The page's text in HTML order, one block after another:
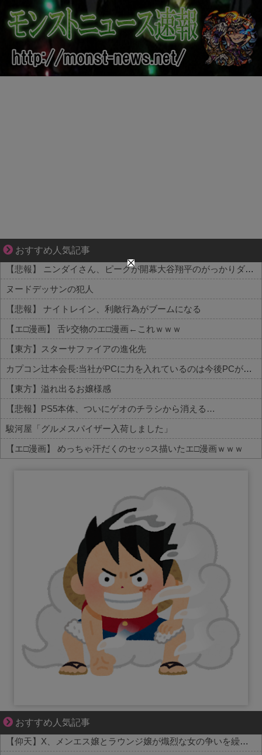
おすすめ人気記事
夫婦なのに、心が一番遠かった日々
【悲報】 ニンダイさん、ピークが開幕大谷翔平のがっかりダイレクトだったと言われてしまう
ヌードデッサンの犯人
【悲報】 ナイトレイン、利敵行為がブームになる
【エ□漫画】 舌ﾚ交物のエ□漫画←これｗｗｗ
【東方】スターサファイアの進化先
カプコン辻本会長:当社がPCに力を入れているのは今後PCがより主要なゲームプラットフォームになるから
【東方】溢れ出るお嬢様感
【悲報】PS5本体、ついにゲオのチラシから消える…
駿河屋「グルメスパイザー入荷しました」
【エ□漫画】 めっちゃ汗だくのセッ○ス描いたエ□漫画ｗｗｗ
おすすめ人気記事
身近すぎる“厄介な人たち”が大集合！
【仰天】X、メンエス嬢とラウンジ嬢が熾烈な女の争いを繰り広げ対戦型になってしまうw w w w w w w w